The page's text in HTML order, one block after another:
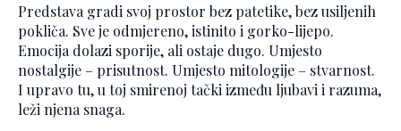
Predstava gradi svoj prostor bez patetike, bez usiljenih
pokliča. Sve je odmjereno, istinito i gorko-lijepo.
Emocija dolazi sporije, ali ostaje dugo. Umjesto
nostalgije – prisutnost. Umjesto mitologije – stvarnost.
I upravo tu, u toj smirenoj tački između ljubavi i razuma,
leži njena snaga.